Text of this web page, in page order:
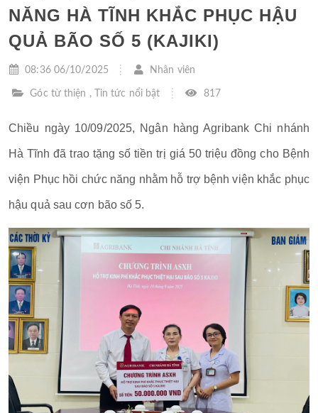
NĂNG HÀ TĨNH KHẮC PHỤC HẬU
QUẢ BÃO SỐ 5 (KAJIKI)
08:36 06/10/2025 Nhân viên
Góc từ thiện , Tin tức nổi bật 817
Chiều ngày 10/09/2025, Ngân hàng Agribank Chi nhánh
Hà Tĩnh đã trao tặng số tiền trị giá 50 triệu đồng cho Bệnh
viện Phục hồi chức năng nhằm hỗ trợ bệnh viện khắc phục
hậu quả sau cơn bão số 5.